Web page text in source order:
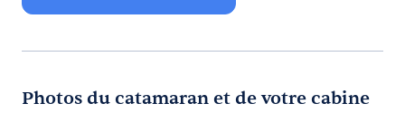
Photos du catamaran et de votre cabine